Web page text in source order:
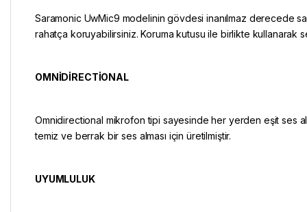
Saramonic UwMic9 modelinin gövdesi inanılmaz derecede
rahatça koruyabilirsiniz. Koruma kutusu ile birlikte kullanarak
OMNİDİRECTİONAL
Omnidirectional mikrofon tipi sayesinde her yerden eşit ses
temiz ve berrak bir ses alması için üretilmiştir.
UYUMLULUK